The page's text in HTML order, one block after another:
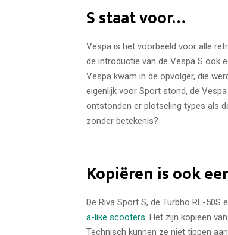
S staat voor…
Vespa is het voorbeeld voor alle
de introductie van de Vespa S ook
Vespa kwam in de opvolger, die
eigenlijk voor Sport stond, de
ontstonden er plotseling types als
zonder betekenis?
Kopiëren is ook
De Riva Sport S, de Turbho RL-
a-like scooters. Het zijn kopieën
Technisch kunnen ze niet tippen